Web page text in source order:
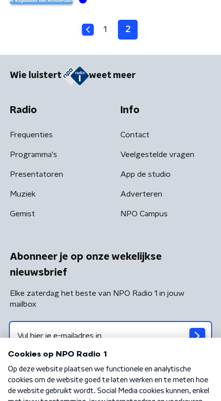
1 2
Wie luistert weet meer
Radio
Frequenties
Programma's
Presentatoren
Muziek
Gemist
Info
Contact
Veelgestelde vragen
App de studio
Adverteren
NPO Campus
Abonneer je op onze wekelijkse
nieuwsbrief
Elke zaterdag het beste van NPO Radio 1 in jouw
mailbox
Algemene voorwaarden